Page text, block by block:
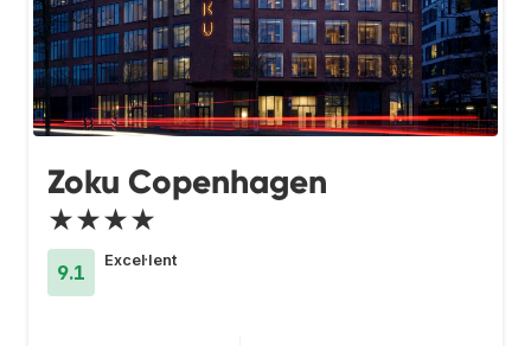
Zoku Copenhagen
★★★★
9.1
Excel·lent